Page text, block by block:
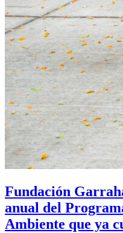
Fundación
anual del
Ambiente que ya